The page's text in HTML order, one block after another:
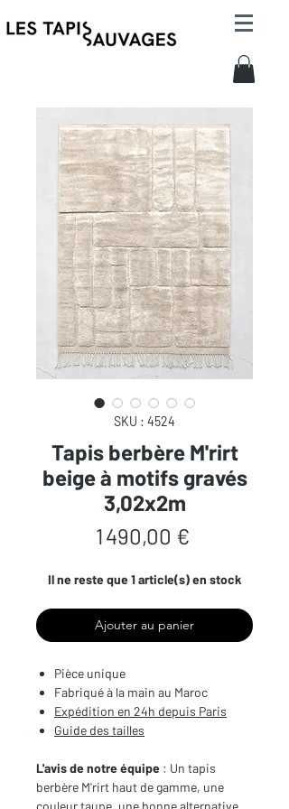
SKU : 4524
Tapis berbère M'rirt
beige à motifs gravés
3,02x2m
1 490,00 €Prix
Il ne reste que 1 article(s) en stock
Ajouter au panier
Pièce unique
Fabriqué à la main au Maroc
Expédition en 24h depuis Paris
Guide des tailles
L'avis de notre équipe : Un tapis
berbère M'rirt haut de gamme, une
couleur taupe, une bonne alternative